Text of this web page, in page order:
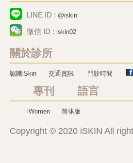
LINE ID : @iskin
微信 ID : iskin02
關於診所
認識iSkin 交通資訊 門診時間
專刊 語言
iWomen 简体版
Copyright © 2020 iSKIN All